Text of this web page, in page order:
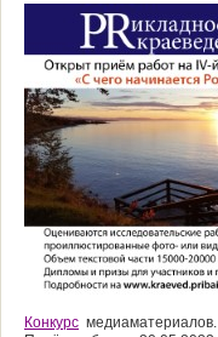
Конкурс медиаматериалов.